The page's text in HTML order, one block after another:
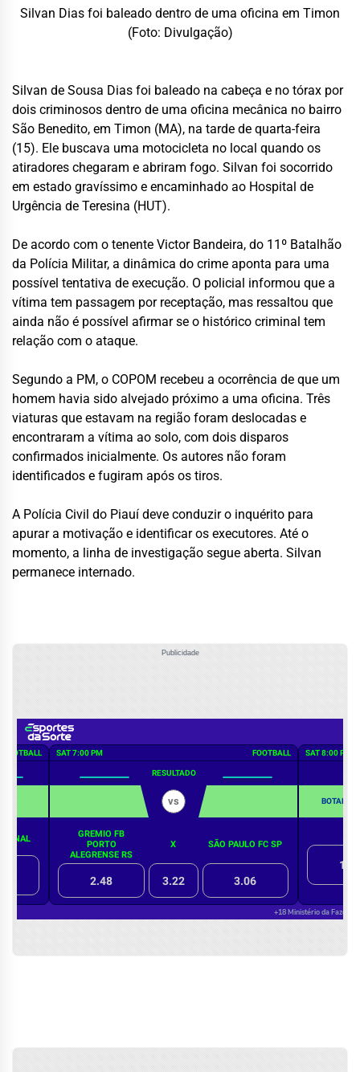
Silvan Dias foi baleado dentro de uma oficina em Timon
(Foto: Divulgação)
Silvan de Sousa Dias foi baleado na cabeça e no tórax por
dois criminosos dentro de uma oficina mecânica no bairro
São Benedito, em Timon (MA), na tarde de quarta-feira
(15). Ele buscava uma motocicleta no local quando os
atiradores chegaram e abriram fogo. Silvan foi socorrido
em estado gravíssimo e encaminhado ao Hospital de
Urgência de Teresina (HUT).
De acordo com o tenente Victor Bandeira, do 11º Batalhão
da Polícia Militar, a dinâmica do crime aponta para uma
possível tentativa de execução. O policial informou que a
vítima tem passagem por receptação, mas ressaltou que
ainda não é possível afirmar se o histórico criminal tem
relação com o ataque.
Segundo a PM, o COPOM recebeu a ocorrência de que um
homem havia sido alvejado próximo a uma oficina. Três
viaturas que estavam na região foram deslocadas e
encontraram a vítima ao solo, com dois disparos
confirmados inicialmente. Os autores não foram
identificados e fugiram após os tiros.
A Polícia Civil do Piauí deve conduzir o inquérito para
apurar a motivação e identificar os executores. Até o
momento, a linha de investigação segue aberta. Silvan
permanece internado.
Publicidade